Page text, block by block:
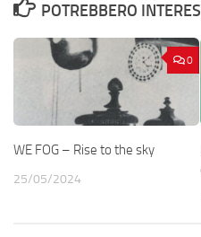
POTREBBERO
0
WE FOG – Rise to the sky
25/05/2024